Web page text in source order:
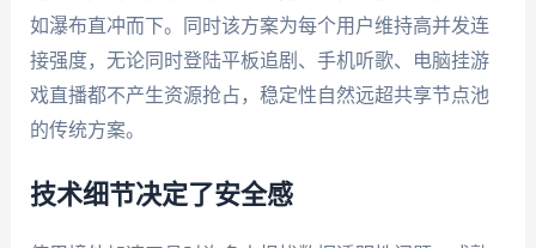
如瀑布直冲而下。同时该方案为每个用户维持高并发连
接强度，无论同时登陆平板追剧、手机听歌、电脑挂游
戏直播都不产生资源抢占，稳定性自然远超共享节点池
的传统方案。
技术细节决定了安全感